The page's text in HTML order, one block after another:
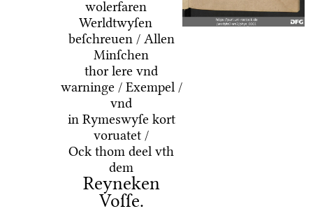
wolerfaren
Werldtwyſen
beſchreuen / Allen
Minſchen
thor lere vnd
warninge / Exempel /
vnd
in Rymeswyſe kort
voruatet /
Ock thom deel vth
dem
Reyneken
Voſſe.